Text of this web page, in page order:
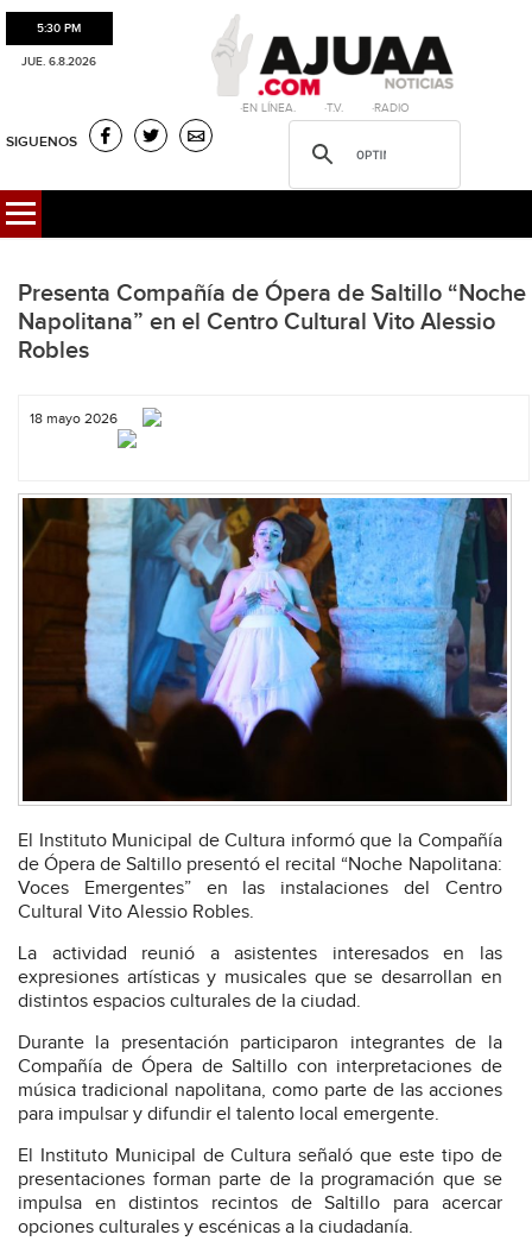
5:30 PM
JUE. 6.8.2026
·EN LÍNEA. ·T.V. ·RADIO
SIGUENOS
Presenta Compañía de Ópera de Saltillo “Noche
Napolitana” en el Centro Cultural Vito Alessio
Robles
18 mayo 2026
El Instituto Municipal de Cultura informó que la Compañía
de Ópera de Saltillo presentó el recital “Noche Napolitana:
Voces Emergentes” en las instalaciones del Centro
Cultural Vito Alessio Robles.
La actividad reunió a asistentes interesados en las
expresiones artísticas y musicales que se desarrollan en
distintos espacios culturales de la ciudad.
Durante la presentación participaron integrantes de la
Compañía de Ópera de Saltillo con interpretaciones de
música tradicional napolitana, como parte de las acciones
para impulsar y difundir el talento local emergente.
El Instituto Municipal de Cultura señaló que este tipo de
presentaciones forman parte de la programación que se
impulsa en distintos recintos de Saltillo para acercar
opciones culturales y escénicas a la ciudadanía.